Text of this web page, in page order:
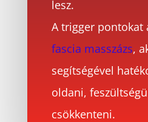
lesz.
A trigger pontokat
fascia masszázs,
segítségével
oldani,
csökkenteni.